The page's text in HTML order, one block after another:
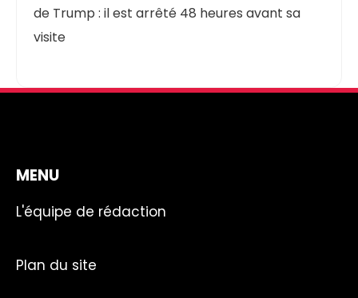
de Trump : il est arrêté 48 heures avant sa
visite
MENU
L'équipe de rédaction
Plan du site